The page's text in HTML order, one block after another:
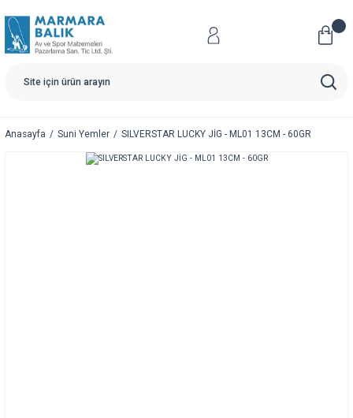
Anasayfa Suni Yemler SILVERSTAR LUCKY JİG - ML01 13CM - 60GR